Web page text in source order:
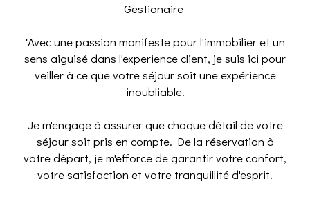
Gestionaire
"Avec une passion manifeste pour l'immobilier et un
sens aiguisé dans l'experience client, je suis ici pour
veiller à ce que votre séjour soit une expérience
inoubliable.
Je m'engage à assurer que chaque détail de votre
séjour soit pris en compte. De la réservation à
votre départ, je m'efforce de garantir votre confort,
votre satisfaction et votre tranquillité d'esprit.